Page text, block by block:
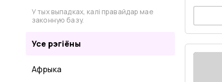
У тых выпадках, калі правайдар мае
законную базу.
Усе рэгіёны
Афрыка